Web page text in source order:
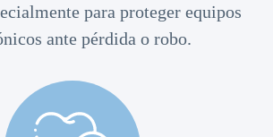
para proteger equipos
ante pérdida o robo.